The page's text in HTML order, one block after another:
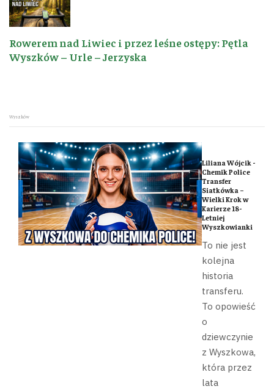
Rowerem nad Liwiec i przez leśne ostępy: Pętla
Wyszków – Urle – Jerzyska
Wyszków
Liliana Wójcik -
Chemik Police
Transfer
Siatkówka –
Wielki Krok w
Karierze 18-
Letniej
Wyszkowianki
To nie jest
kolejna
historia
transferu.
To opowieść
o
dziewczynie
z Wyszkowa,
która przez
lata